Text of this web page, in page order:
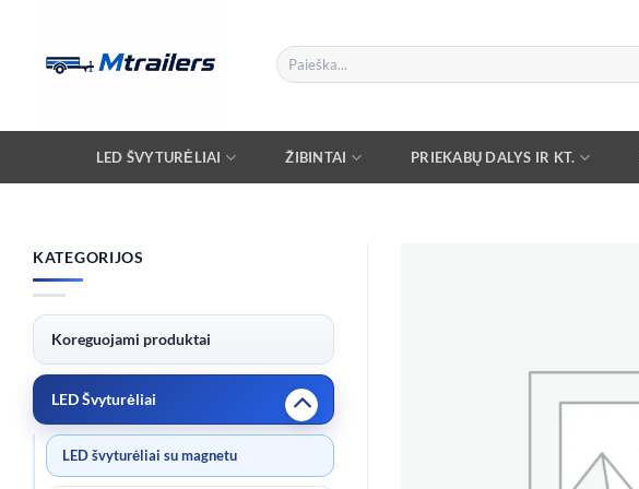
content
Ieškoti:
LED ŠVYTURĖLIAI ŽIBINTAI PRIEKABŲ DALYS IR KT.
KATEGORIJOS
Koreguojami produktai
LED Švyturėliai
LED švyturėliai su magnetu